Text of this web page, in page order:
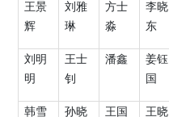
王景
辉
刘雅
琳
方士
淼
李晓
东
刘明
明
王士
钊
潘鑫
姜钰
国
韩雪 孙晓 王国 王晓